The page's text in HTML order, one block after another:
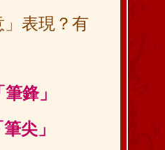
表現？有
鋒」
尖」